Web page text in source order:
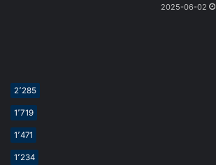
2025-06-02
2٬285
1٬719
1٬471
1٬234